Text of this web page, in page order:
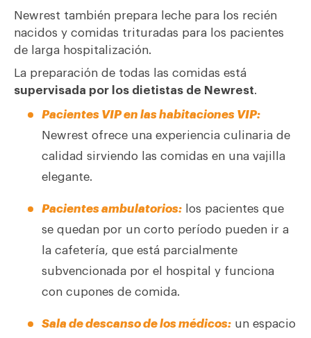
Newrest también prepara leche para los recién
nacidos y comidas trituradas para los pacientes
de larga hospitalización.
La preparación de todas las comidas está
supervisada por los dietistas de Newrest.
Pacientes VIP en las habitaciones VIP:
Newrest ofrece una experiencia culinaria de
calidad sirviendo las comidas en una vajilla
elegante.
Pacientes ambulatorios: los pacientes que
se quedan por un corto período pueden ir a
la cafetería, que está parcialmente
subvencionada por el hospital y funciona
con cupones de comida.
Sala de descanso de los médicos: un espacio